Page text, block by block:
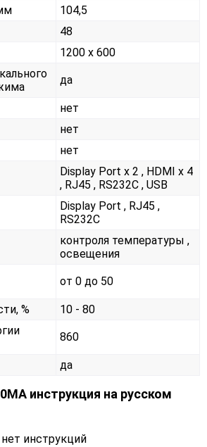
104,5
48
1200 х 600
да
нет
нет
нет
Display Port x 2 , HDMI x 4
, RJ45 , RS232С , USB
Display Port , RJ45 ,
RS232С
контроля температуры ,
освещения
от 0 до 50
%
10 - 80
860
да
инструкция на русском
инструкций